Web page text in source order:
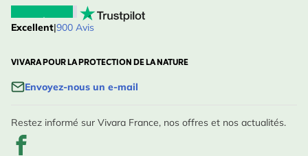
Excellent|900 Avis
VIVARA POUR LA PROTECTION DE LA NATURE
Envoyez-nous un e-mail
Restez informé sur Vivara France, nos offres et nos actualités.